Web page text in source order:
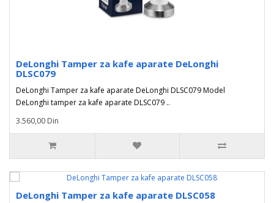
DeLonghi Tamper za kafe aparate DeLonghi
DLSC079
DeLonghi Tamper za kafe aparate DeLonghi DLSC079 Model
DeLonghi tamper za kafe aparate DLSC079 ..
3.560,00 Din
DeLonghi Tamper za kafe aparate DLSC058